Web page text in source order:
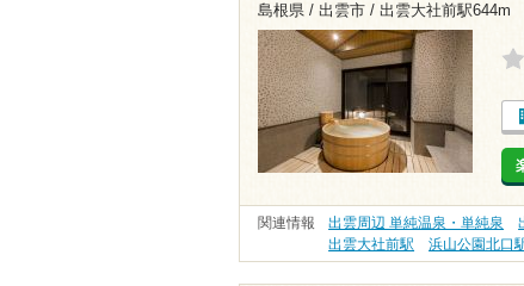
島根県 / 出雲市 / 出雲大社前駅644m
関連情報 出雲周辺 単純温泉・単純泉
出雲大社前駅
浜山公園北口